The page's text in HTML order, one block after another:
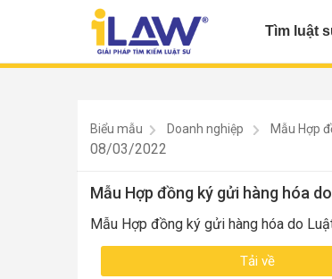
Tìm luật
Biểu mẫu Doanh nghiệp
Mẫu Hợp
08/03/2022
Mẫu Hợp đồng ký gửi hàng hóa
Mẫu Hợp đồng ký gửi hàng hóa do
Tải về